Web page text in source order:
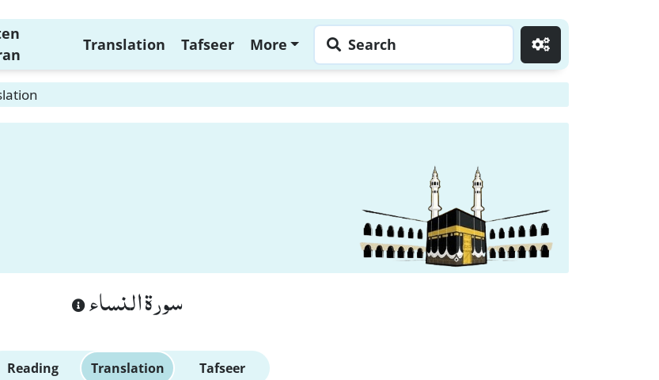
Translation Tafseer More Search
سورة النساء
Reading Translation Tafseer